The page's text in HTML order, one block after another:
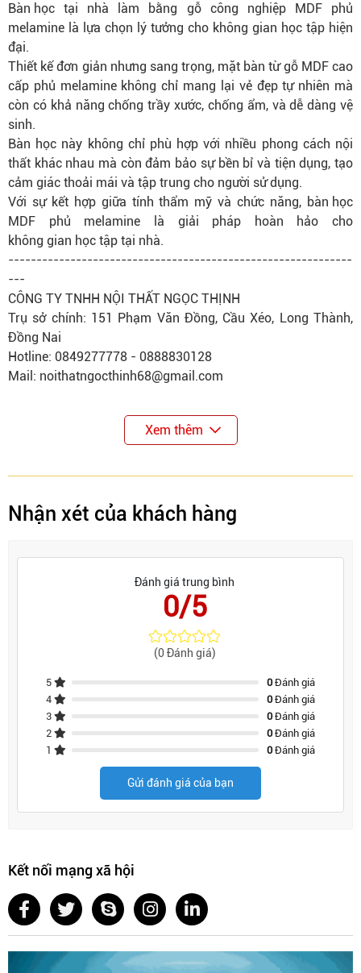
Bàn học tại nhà làm bằng gỗ công nghiệp MDF phủ
melamine là lựa chọn lý tưởng cho không gian học tập hiện
đại.
Thiết kế đơn giản nhưng sang trọng, mặt bàn từ gỗ MDF cao
cấp phủ melamine không chỉ mang lại vẻ đẹp tự nhiên mà
còn có khả năng chống trầy xước, chống ẩm, và dễ dàng vệ
sinh.
Bàn học này không chỉ phù hợp với nhiều phong cách nội
thất khác nhau mà còn đảm bảo sự bền bỉ và tiện dụng, tạo
cảm giác thoải mái và tập trung cho người sử dụng.
Với sự kết hợp giữa tính thẩm mỹ và chức năng, bàn học
MDF phủ melamine là giải pháp hoàn hảo cho
không gian học tập tại nhà.
-------------------------------------------------------------
---
CÔNG TY TNHH NỘI THẤT NGỌC THỊNH
Trụ sở chính: 151 Phạm Văn Đồng, Cầu Xéo, Long Thành,
Đồng Nai
Hotline: 0849277778 - 0888830128
Mail: noithatngocthinh68@gmail.com
Xem thêm
Nhận xét của khách hàng
Đánh giá trung bình
0/5
(0 Đánh giá)
5 0Đánh giá
4
0Đánh giá
3
0Đánh giá
2
0Đánh giá
1
0Đánh giá
Gửi đánh giá của bạn
Kết nối mạng xã hội